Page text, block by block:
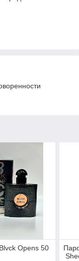
Opens 50